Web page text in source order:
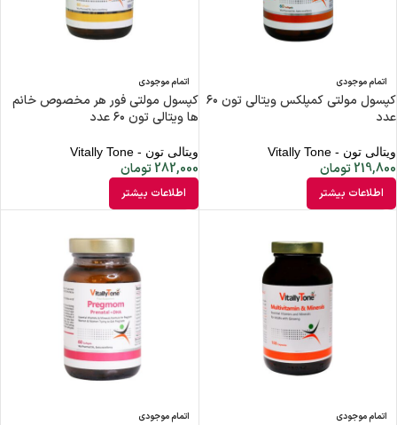
اتمام موجودی
کپسول مولتی کمپلکس ویتالی تون ۶۰
عدد
ویتالی تون - Vitally Tone
219,800تومان
اطلاعات بیشتر
اتمام موجودی
کپسول مولتی فور هر مخصوص خانم
ها ویتالی تون ۶۰ عدد
ویتالی تون - Vitally Tone
282,000 تومان
اطلاعات بیشتر
اتمام موجودی اتمام موجودی